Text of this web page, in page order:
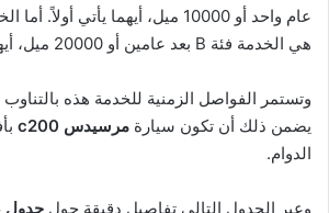
عام واحد أو 10000 ميل، أيهما يأتي
هي الخدمة فئة B بعد عامين أو 20000 ميل، أيهما يأتي أولاً.
وتستمر الفواصل الزمنية للخدمة هذه
يضمن ذلك أن تكون سيارة مرسيدس c200
الدوام.
وعبر الجدول التالي تفاصيل دقيقة حول جدول